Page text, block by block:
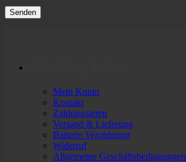
Mein Konto
Kontakt
Zahlungsarten
Versand & Lieferung
Batterie Verordnung
Widerruf
Allgemeine Geschäftsbedingungen